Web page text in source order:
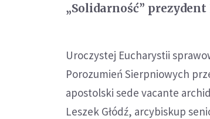
„Solidarność” prezydent
Uroczystej Eucharystii
Porozumień Sierpniowych
apostolski sede vacante
Leszek Głódź, arcybiskup